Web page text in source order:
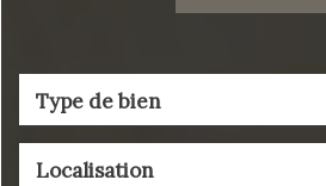
Type de bien
Localisation